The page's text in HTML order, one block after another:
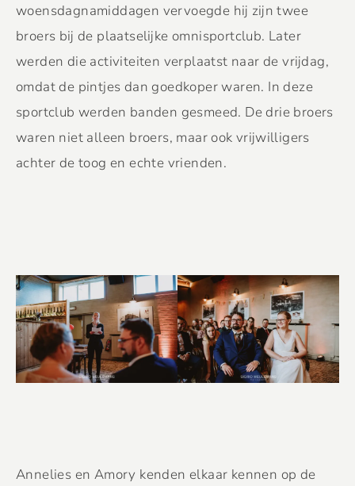
woensdagnamiddagen vervoegde hij zijn twee
broers bij de plaatselijke omnisportclub. Later
werden die activiteiten verplaatst naar de vrijdag,
omdat de pintjes dan goedkoper waren. In deze
sportclub werden banden gesmeed. De drie broers
waren niet alleen broers, maar ook vrijwilligers
achter de toog en echte vrienden.
Annelies en Amory kenden elkaar kennen op de